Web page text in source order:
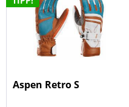
Aspen Retro S